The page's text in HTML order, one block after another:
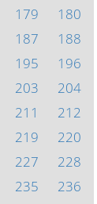
179
180
187
188
195
196
203
204
211
212
219
220
227
228
235
236